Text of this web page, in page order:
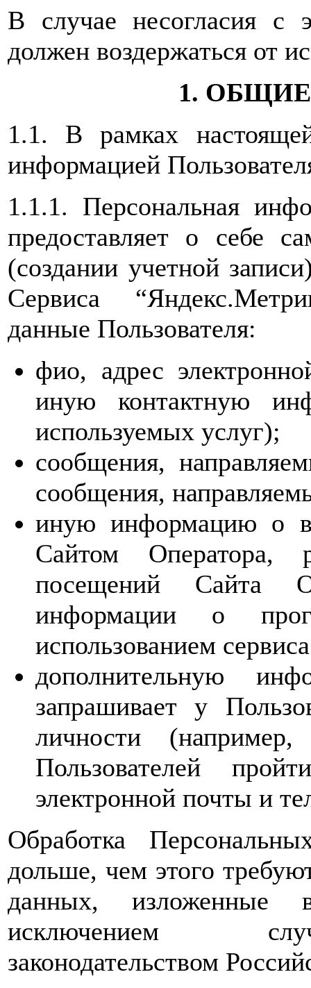
В случае несогласия с
должен воздержаться от
1.
1.1. В рамках
информацией
1.1.1. Персональная
предоставляет о себе
(создании учетной
Сервиса
данные Пользователя:
фио, адрес
иную контактную
используемых услуг);
сообщения,
сообщения,
иную информацию о
Сайтом Оператора,
посещений Сайта
информации о
использованием
дополнительную
запрашивает у
личности
Пользователей
электронной почты и
Обработка
дольше, чем этого
данных, изложенные
исключением
законодательством